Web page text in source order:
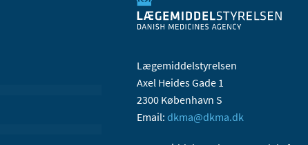
Lægemiddelstyrelsen
Axel Heides Gade 1
2300 København S
Email: dkma@dkma.dk